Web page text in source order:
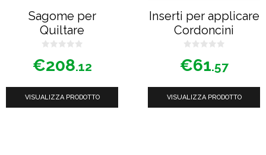
Sagome per
Quiltare
s
u
€208.12
VISUALIZZA PRODOTTO
Inserti per applicare
Cordoncini
s
u
€61.57
VISUALIZZA PRODOTTO